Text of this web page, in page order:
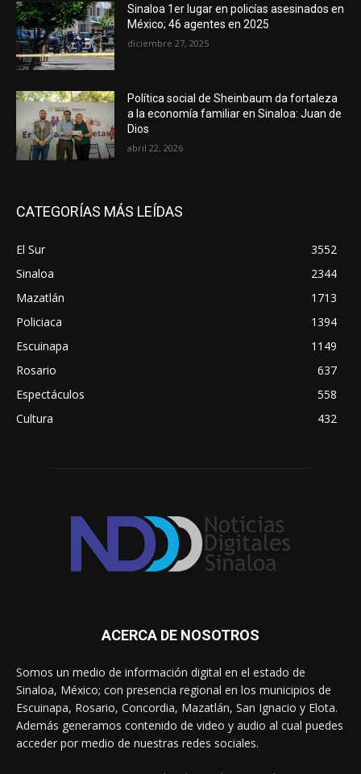
Sinaloa 1er lugar en policías asesinados en
México; 46 agentes en 2025
diciembre 27, 2025
Política social de Sheinbaum da fortaleza
a la economía familiar en Sinaloa: Juan de
Dios
abril 22, 2026
CATEGORÍAS MÁS LEÍDAS
El Sur
3552
Sinaloa
2344
Mazatlán
1713
Policiaca
1394
Escuinapa
1149
Rosario
637
Espectáculos
558
Cultura
432
ACERCA DE NOSOTROS
Somos un medio de información digital en el estado de
Sinaloa, México; con presencia regional en los municipios de
Escuinapa, Rosario, Concordia, Mazatlán, San Ignacio y Elota.
Además generamos contenido de video y audio al cual puedes
acceder por medio de nuestras redes sociales.